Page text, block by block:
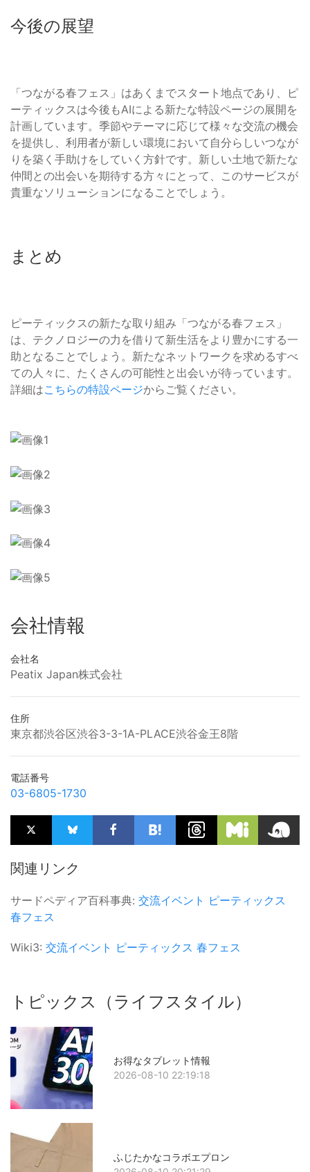
今後の展望
「つながる春フェス」はあくまでスタート地点であり、ピ
ーティックスは今後もAIによる新たな特設ページの展開を
計画しています。季節やテーマに応じて様々な交流の機会
を提供し、利用者が新しい環境において自分らしいつなが
りを築く手助けをしていく方針です。新しい土地で新たな
仲間との出会いを期待する方々にとって、このサービスが
貴重なソリューションになることでしょう。
まとめ
ピーティックスの新たな取り組み「つながる春フェス」
は、テクノロジーの力を借りて新生活をより豊かにする一
助となることでしょう。新たなネットワークを求めるすべ
ての人々に、たくさんの可能性と出会いが待っています。
詳細はこちらの特設ページからご覧ください。
会社情報
会社名
Peatix Japan株式会社
住所
東京都渋谷区渋谷3-3-1A-PLACE渋谷金王8階
電話番号
03-6805-1730
関連リンク
サードペディア百科事典: 交流イベント ピーティックス
春フェス
Wiki3: 交流イベント ピーティックス 春フェス
トピックス（ライフスタイル）
お得なタブレット情報
2026-08-10 22:19:18
ふじたかなコラボエプロン